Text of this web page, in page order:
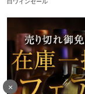
×
白ワインセール